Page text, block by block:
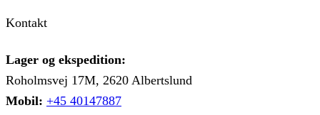
Kontakt
Lager og ekspedition:
Roholmsvej 17M, 2620 Albertslund
Mobil: +45 40147887